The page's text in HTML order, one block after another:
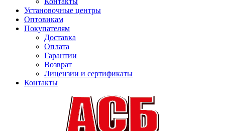
Установочные центры
Оптовикам
Покупателям
Доставка
Оплата
Гарантии
Возврат
Лицензии и сертификаты
Контакты